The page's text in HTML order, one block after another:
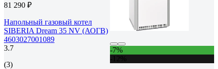
81 290 ₽
Напольный газовый котел
SIBERIA Dream 35 NV (АОГВ)
4603027001089
3.7
(3)
-7%